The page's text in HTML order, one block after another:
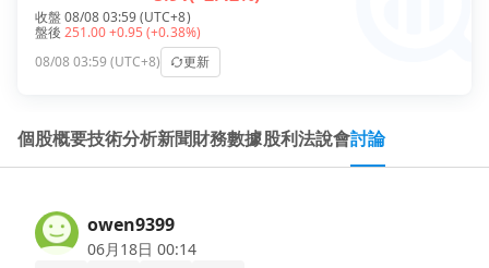
收盤 08/08 03:59 (UTC+8)
盤後251.00+0.95(+0.38%)
08/08 03:59 (UTC+8)
更新
個股概要技術分析新聞財務數據股利法說會討論
owen9399
06月18日 00:14